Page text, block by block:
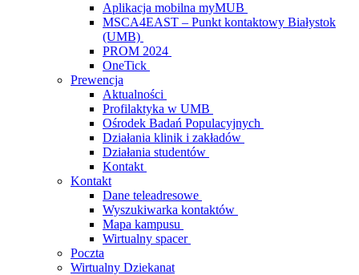
Aplikacja mobilna myMUB
MSCA4EAST – Punkt kontaktowy Białystok
(UMB)
PROM 2024
OneTick
Prewencja
Aktualności
Profilaktyka w UMB
Ośrodek Badań Populacyjnych
Działania klinik i zakładów
Działania studentów
Kontakt
Kontakt
Dane teleadresowe
Wyszukiwarka kontaktów
Mapa kampusu
Wirtualny spacer
Poczta
Wirtualny Dziekanat